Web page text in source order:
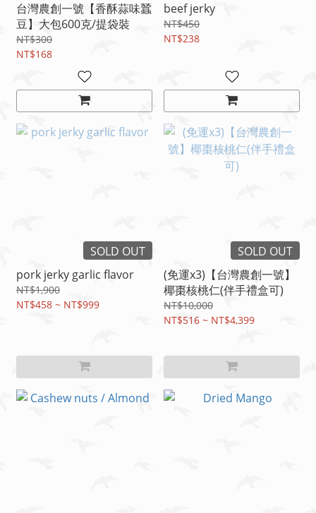
台灣農創一號【香酥蒜味蠶
豆】大包600克/提袋裝
NT$300
NT$168
beef jerky
NT$450
NT$238
SOLD OUT
pork jerky garlic flavor
NT$1,900
NT$458 ~ NT$999
SOLD OUT
(免運x3)【台灣農創一號】
椰棗核桃仁(伴手禮盒可)
NT$10,000
NT$516 ~ NT$4,399